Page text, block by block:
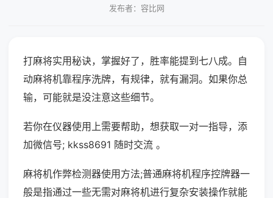
发布者：容比网
打麻将实用秘诀，掌握好了，胜率能提到七八成。自
动麻将机靠程序洗牌，有规律，就有漏洞。如果你总
输，可能就是没注意这些细节。
若你在仪器使用上需要帮助，想获取一对一指导，添
加微信号; kkss8691 随时交流 。
麻将机作弊检测器使用方法;普通麻将机程序控牌器一
般是指通过一些无需对麻将机进行复杂安装操作就能